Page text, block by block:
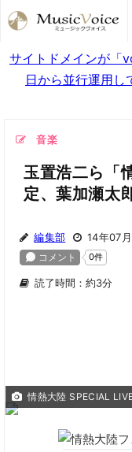
サイトドメインが「
日から並行運用し
音楽
玉置浩二ら「
定、葉加瀬太
編集部 14年07
読了時間：約3分
情熱大陸 SPECIAL